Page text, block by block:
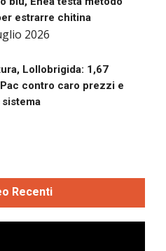
estrarre chitina
2026
Lollobrigida: 1,67
contro caro prezzi e
Recenti